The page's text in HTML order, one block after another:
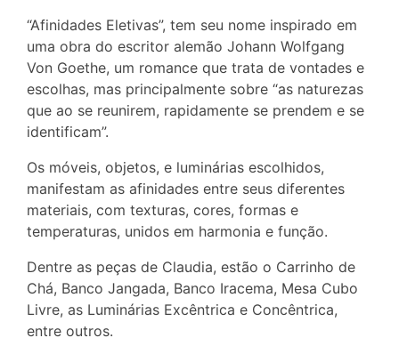
“Afinidades Eletivas”, tem seu nome inspirado em
uma obra do escritor alemão Johann Wolfgang
Von Goethe, um romance que trata de vontades e
escolhas, mas principalmente sobre “as naturezas
que ao se reunirem, rapidamente se prendem e se
identificam”.
Os móveis, objetos, e luminárias escolhidos,
manifestam as afinidades entre seus diferentes
materiais, com texturas, cores, formas e
temperaturas, unidos em harmonia e função.
Dentre as peças de Claudia, estão o Carrinho de
Chá, Banco Jangada, Banco Iracema, Mesa Cubo
Livre, as Luminárias Excêntrica e Concêntrica,
entre outros.